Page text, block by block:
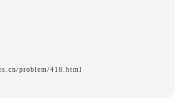
problem/418.html